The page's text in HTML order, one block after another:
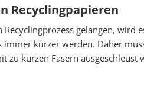
Recyclingpapieren
gelangen,
kürzer werden. Daher
zu kurzen Fasern